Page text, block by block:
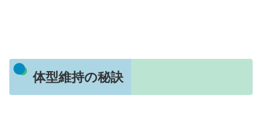
体型維持の秘訣